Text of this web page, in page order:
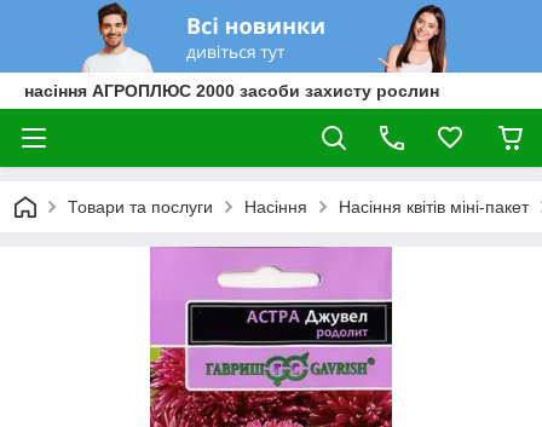
насіння АГРОПЛЮС 2000 засоби захисту рослин
Товари та послуги Насіння Насіння квітів міні-пакет